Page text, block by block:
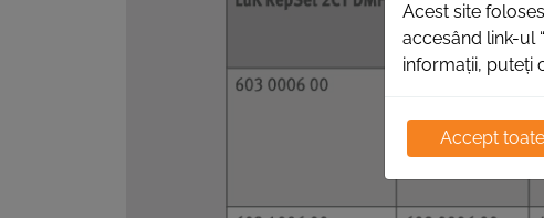
Acest site
accesând link-ul
informații, puteți
Accept toate